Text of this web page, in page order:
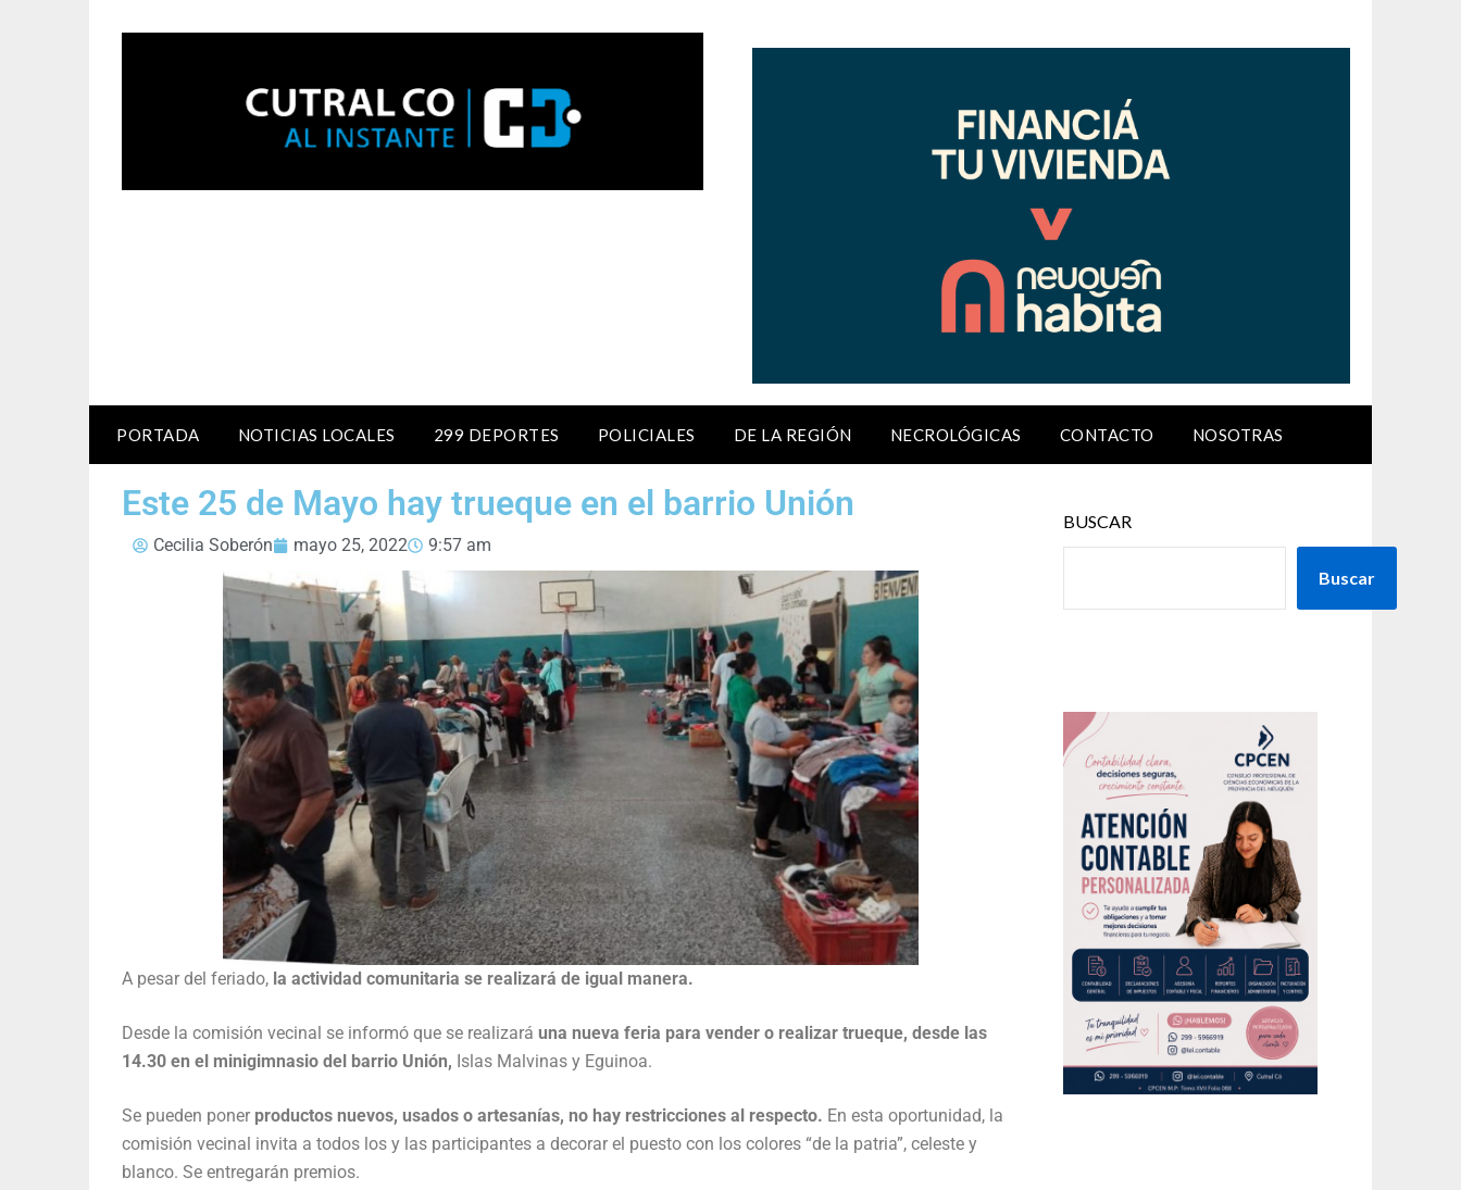
PORTADA NOTICIAS LOCALES 299 DEPORTES POLICIALES DE LA REGIÓN NECROLÓGICAS CONTACTO NOSOTRAS
Este 25 de Mayo hay trueque en el barrio Unión
Cecilia Soberón mayo 25, 2022 9:57 am
A pesar del feriado, la actividad comunitaria se realizará de igual manera.
Desde la comisión vecinal se informó que se realizará una nueva feria para vender o realizar trueque, desde las
14.30 en el minigimnasio del barrio Unión, Islas Malvinas y Eguinoa.
Se pueden poner productos nuevos, usados o artesanías, no hay restricciones al respecto. En esta oportunidad, la
comisión vecinal invita a todos los y las participantes a decorar el puesto con los colores “de la patria”, celeste y
blanco. Se entregarán premios.
BUSCAR
Buscar